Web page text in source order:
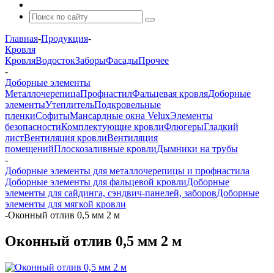
Главная-Продукция-
Кровля
КровляВодостокЗаборыФасадыПрочее
-
Доборные элементы
МеталлочерепицаПрофнастилФальцевая кровляДоборные
элементыУтеплительПодкровельные
пленкиСофитыМансардные окна VeluxЭлементы
безопасностиКомплектующие кровлиФлюгерыГладкий
листВентиляция кровлиВентиляция
помещенийПлоскозаливные кровлиДымники на трубы
-
Доборные элементы для металлочерепицы и профнастила
Доборные элементы для фальцевой кровлиДоборные
элементы для сайдинга, сэндвич-панелей, заборовДоборные
элементы для мягкой кровли
-Оконный отлив 0,5 мм 2 м
Оконный отлив 0,5 мм 2 м